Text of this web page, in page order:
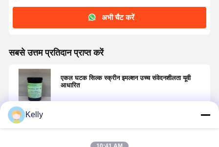
अभी चैट करें
सबसे उत्तम प्रतिदान प्राप्त करें
एकल घटक सिल्क स्क्रीन इमल्शन उच्च संवेदनशीलता यूवी
आधारित
जारी रखें
Kelly